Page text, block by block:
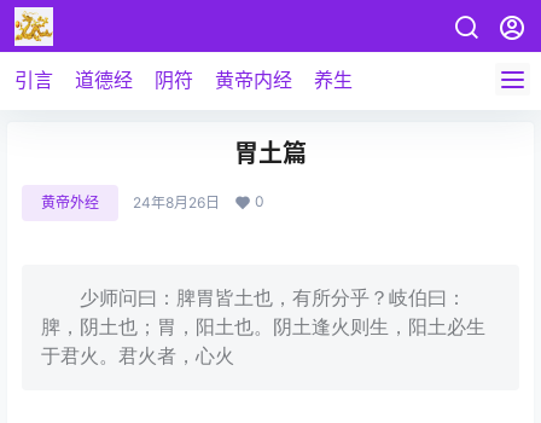
引言 道德经 阴符 黄帝内经 养生
胃土篇
黄帝外经 24年8月26日 0
少师问曰：脾胃皆土也，有所分乎？岐伯曰：
脾，阴土也；胃，阳土也。阴土逢火则生，阳土必生
于君火。君火者，心火